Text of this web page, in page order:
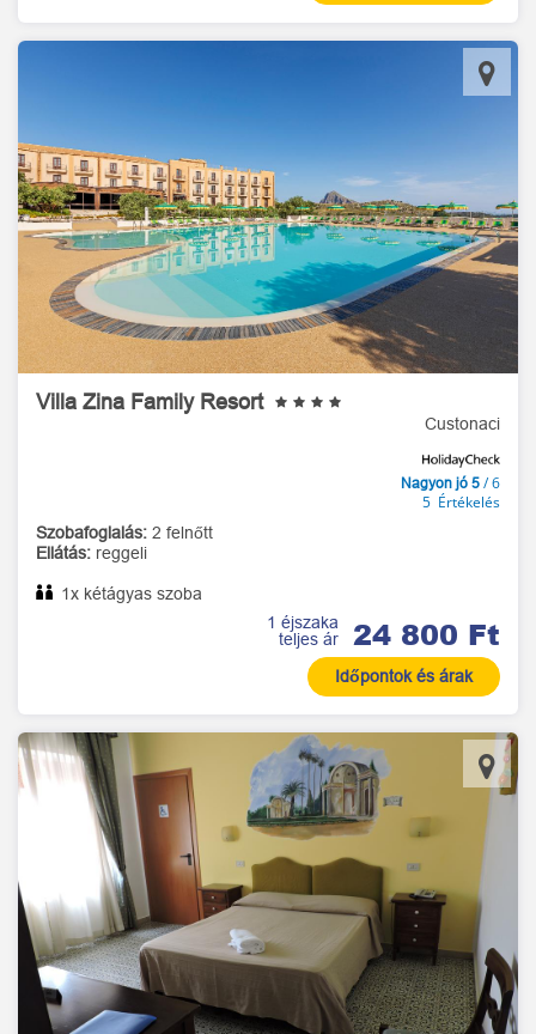
Villa Zina Family Resort
Custonaci
Nagyon jó 5 / 6
5 Értékelés
Szobafoglalás: 2 felnőtt
Ellátás: reggeli
1x kétágyas szoba
1 éjszaka
teljes ár
24 800 Ft
Időpontok és árak